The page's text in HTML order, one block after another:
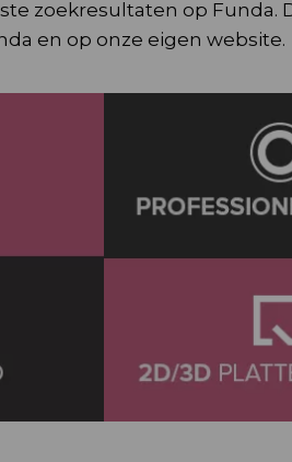
zoekresultaten op
en op onze eigen website.